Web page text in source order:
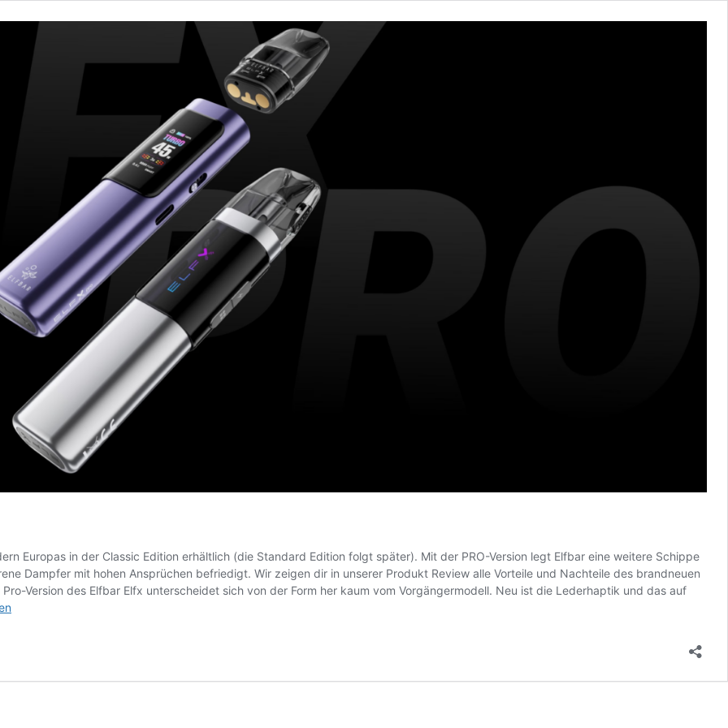
Europas in der Classic Edition erhältlich (die Standard Edition folgt später). Mit der PRO-Version legt Elfbar eine weitere Schippe
Dampfer mit hohen Ansprüchen befriedigt. Wir zeigen dir in unserer Produkt Review alle Vorteile und Nachteile des brandneuen
Pro-Version des Elfbar Elfx unterscheidet sich von der Form her kaum vom Vorgängermodell. Neu ist die Lederhaptik und das auf